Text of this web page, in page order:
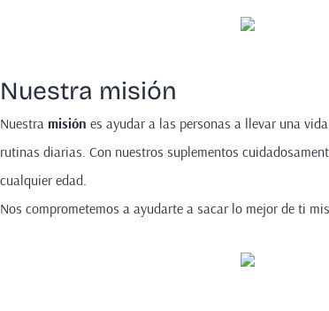
Nuestra misión
Nuestra misión es ayudar a las personas a llevar una
rutinas diarias. Con nuestros suplementos
cualquier edad.
Nos comprometemos a ayudarte a sacar lo mejor de ti